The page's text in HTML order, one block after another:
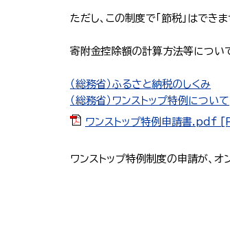
ただし、この制度で「節税」はでき
寄附金控除額の計算方法等につい
（総務省）ふるさと納税のしくみ
（総務省）ワンストップ特例について
ワンストップ特例申請書.pdf
ワンストップ特例制度の申請が、オ